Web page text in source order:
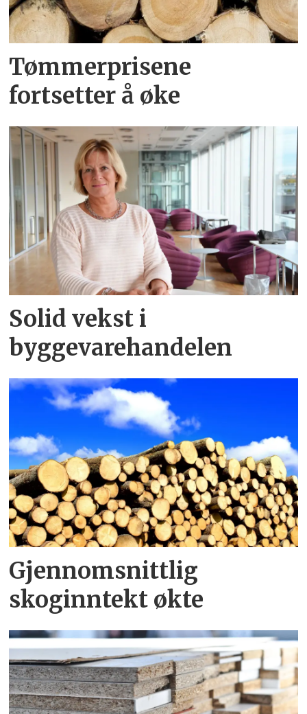
Tømmerprisene
fortsetter å øke
Solid vekst i
byggevarehandelen
Gjennomsnittlig
skoginntekt økte